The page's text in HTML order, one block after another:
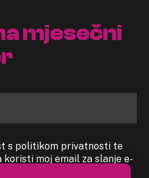
mjesečni
s politikom privatnosti te
moj email za slanje e-